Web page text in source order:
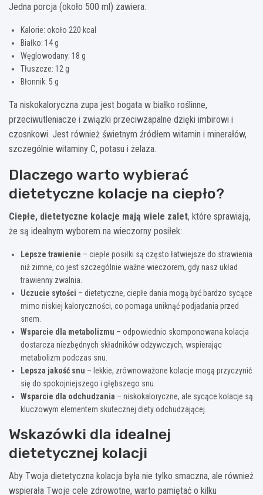
Jedna porcja (około 500 ml) zawiera:
Kalorie: około 220 kcal
Białko: 14 g
Węglowodany: 18 g
Tłuszcze: 12 g
Błonnik: 5 g
Ta niskokaloryczna zupa jest bogata w białko roślinne,
przeciwutleniacze i związki przeciwzapalne dzięki imbirowi i
czosnkowi. Jest również świetnym źródłem witamin i minerałów,
szczególnie witaminy C, potasu i żelaza.
Dlaczego warto wybierać
dietetyczne kolacje na ciepło?
Ciepłe, dietetyczne kolacje mają wiele zalet, które sprawiają,
że są idealnym wyborem na wieczorny posiłek:
Lepsze trawienie – ciepłe posiłki są często łatwiejsze do strawienia
niż zimne, co jest szczególnie ważne wieczorem, gdy nasz układ
trawienny zwalnia.
Uczucie sytości – dietetyczne, ciepłe dania mogą być bardzo sycące
mimo niskiej kaloryczności, co pomaga uniknąć podjadania przed
snem.
Wsparcie dla metabolizmu – odpowiednio skomponowana kolacja
dostarcza niezbędnych składników odżywczych, wspierając
metabolizm podczas snu.
Lepsza jakość snu – lekkie, zrównoważone kolacje mogą przyczynić
się do spokojniejszego i głębszego snu.
Wsparcie dla odchudzania – niskokaloryczne, ale sycące kolacje są
kluczowym elementem skutecznej diety odchudzającej.
Wskazówki dla idealnej
dietetycznej kolacji
Aby Twoja dietetyczna kolacja była nie tylko smaczna, ale również
wspierała Twoje cele zdrowotne, warto pamiętać o kilku